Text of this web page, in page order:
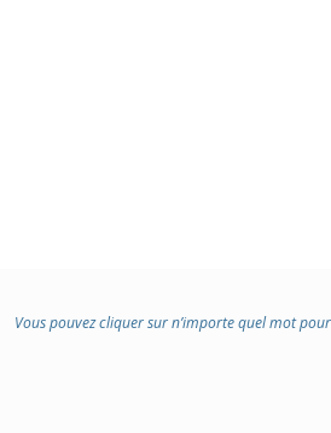
Vous pouvez cliquer sur n’importe quel mot